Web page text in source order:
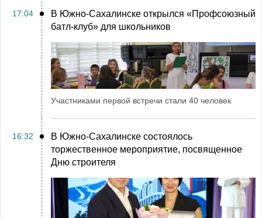
17:04
В Южно-Сахалинске открылся «Профсоюзный
батл-клуб» для школьников
Участниками первой встречи стали 40 человек
16:32
В Южно-Сахалинске состоялось
торжественное мероприятие, посвященное
Дню строителя